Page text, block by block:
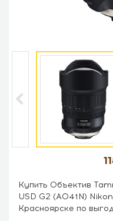
Купить Объектив
USD G2 (A041N)
Красноярске по